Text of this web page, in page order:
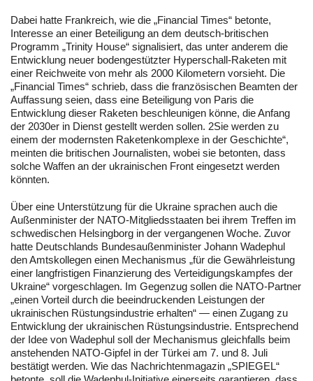
Dabei hatte Frankreich, wie die „Financial Times“ betonte,
Interesse an einer Beteiligung an dem deutsch-britischen
Programm „Trinity House“ signalisiert, das unter anderem die
Entwicklung neuer bodengestützter Hyperschall-Raketen mit
einer Reichweite von mehr als 2000 Kilometern vorsieht. Die
„Financial Times“ schrieb, dass die französischen Beamten der
Auffassung seien, dass eine Beteiligung von Paris die
Entwicklung dieser Raketen beschleunigen könne, die Anfang
der 2030er in Dienst gestellt werden sollen. 2Sie werden zu
einem der modernsten Raketenkomplexe in der Geschichte“,
meinten die britischen Journalisten, wobei sie betonten, dass
solche Waffen an der ukrainischen Front eingesetzt werden
könnten.
Über eine Unterstützung für die Ukraine sprachen auch die
Außenminister der NATO-Mitgliedsstaaten bei ihrem Treffen im
schwedischen Helsingborg in der vergangenen Woche. Zuvor
hatte Deutschlands Bundesaußenminister Johann Wadephul
den Amtskollegen einen Mechanismus „für die Gewährleistung
einer langfristigen Finanzierung des Verteidigungskampfes der
Ukraine“ vorgeschlagen. Im Gegenzug sollen die NATO-Partner
„einen Vorteil durch die beeindruckenden Leistungen der
ukrainischen Rüstungsindustrie erhalten“ — einen Zugang zu
Entwicklung der ukrainischen Rüstungsindustrie. Entsprechend
der Idee von Wadephul soll der Mechanismus gleichfalls beim
anstehenden NATO-Gipfel in der Türkei am 7. und 8. Juli
bestätigt werden. Wie das Nachrichtenmagazin „SPIEGEL“